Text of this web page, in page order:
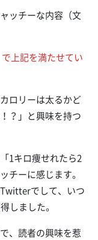
ッチーな内容（文
上記を満たせてい
ロリーは太るかど
？」と興味を持つ
1キロ痩せれたら2
チーに感じます。
でして、いつ
しました。
、読者の興味を惹